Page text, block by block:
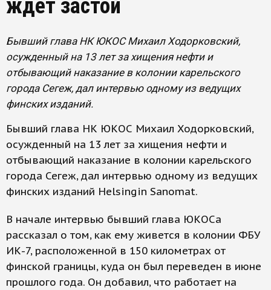
ждет застой
Бывший глава НК ЮКОС Михаил Ходорковский,
осужденный на 13 лет за хищения нефти и
отбывающий наказание в колонии карельского
города Сегеж, дал интервью одному из ведущих
финских изданий.
Бывший глава НК ЮКОС Михаил Ходорковский,
осужденный на 13 лет за хищения нефти и
отбывающий наказание в колонии карельского
города Сегеж, дал интервью одному из ведущих
финских изданий Helsingin Sanomat.
В начале интервью бывший глава ЮКОСа
рассказал о том, как ему живется в колонии ФБУ
ИК-7, расположенной в 150 километрах от
финской границы, куда он был переведен в июне
прошлого года. Он добавил, что работает на